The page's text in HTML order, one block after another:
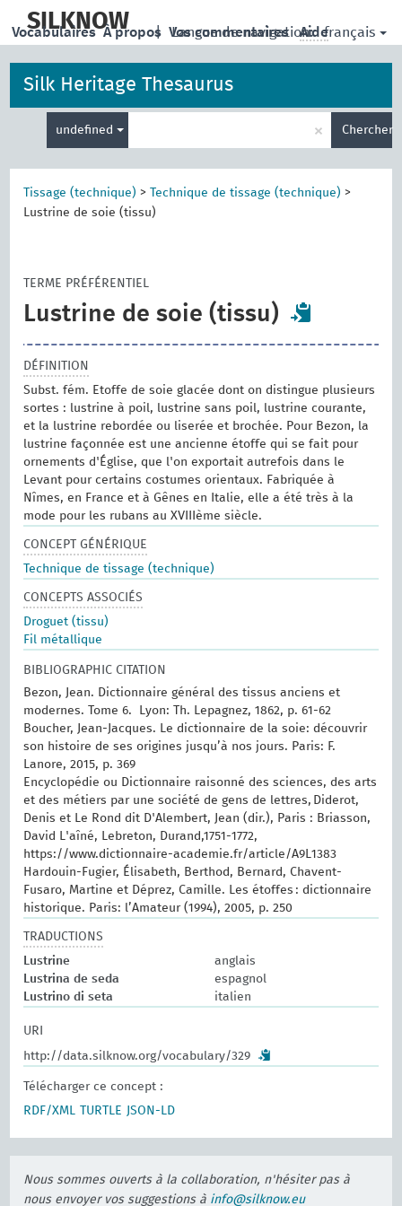
main
SILKNOW | Langue de navigation: français
Vocabulaires À propos Vos commentaires Aide
Silk Heritage Thesaurus
undefined
de
recherche
× Chercher
Tissage (technique) > Technique de tissage (technique) >
Lustrine de soie (tissu)
TERME PRÉFÉRENTIEL
Lustrine de soie (tissu)
DÉFINITION
Subst. fém. Etoffe de soie glacée dont on distingue plusieurs
sortes : lustrine à poil, lustrine sans poil, lustrine courante,
et la lustrine rebordée ou liserée et brochée. Pour Bezon, la
lustrine façonnée est une ancienne étoffe qui se fait pour
ornements d'Église, que l'on exportait autrefois dans le
Levant pour certains costumes orientaux. Fabriquée à
Nîmes, en France et à Gênes en Italie, elle a été très à la
mode pour les rubans au XVIIIème siècle.
CONCEPT GÉNÉRIQUE
Technique de tissage (technique)
CONCEPTS ASSOCIÉS
Droguet (tissu)
Fil métallique
BIBLIOGRAPHIC CITATION
Bezon, Jean. Dictionnaire général des tissus anciens et
modernes.‎ Tome 6. ‎ Lyon: Th. Lepagnez, 1862, p. 61-62
Boucher, Jean-Jacques. Le dictionnaire de la soie: découvrir
son histoire de ses origines jusqu’à nos jours. Paris: F.
Lanore, 2015, p. 369
Encyclopédie ou Dictionnaire raisonné des sciences, des arts
et des métiers par une société de gens de lettres, Diderot,
Denis et Le Rond dit D'Alembert, Jean (dir.), Paris : Briasson,
David L'aîné, Lebreton, Durand,1751-1772,
https://www.dictionnaire-academie.fr/article/A9L1383
Hardouin-Fugier, Élisabeth, Berthod, Bernard, Chavent-
Fusaro, Martine et Déprez, Camille. Les étoffes : dictionnaire
historique. Paris: l’Amateur (1994), 2005, p. 250
TRADUCTIONS
Lustrine
anglais
Lustrina de seda
espagnol
Lustrino di seta
italien
URI
http://data.silknow.org/vocabulary/329
Télécharger ce concept :
RDF/XML
TURTLE JSON-LD
Nous sommes ouverts à la collaboration, n'hésiter pas à
nous envoyer vos suggestions à info@silknow.eu